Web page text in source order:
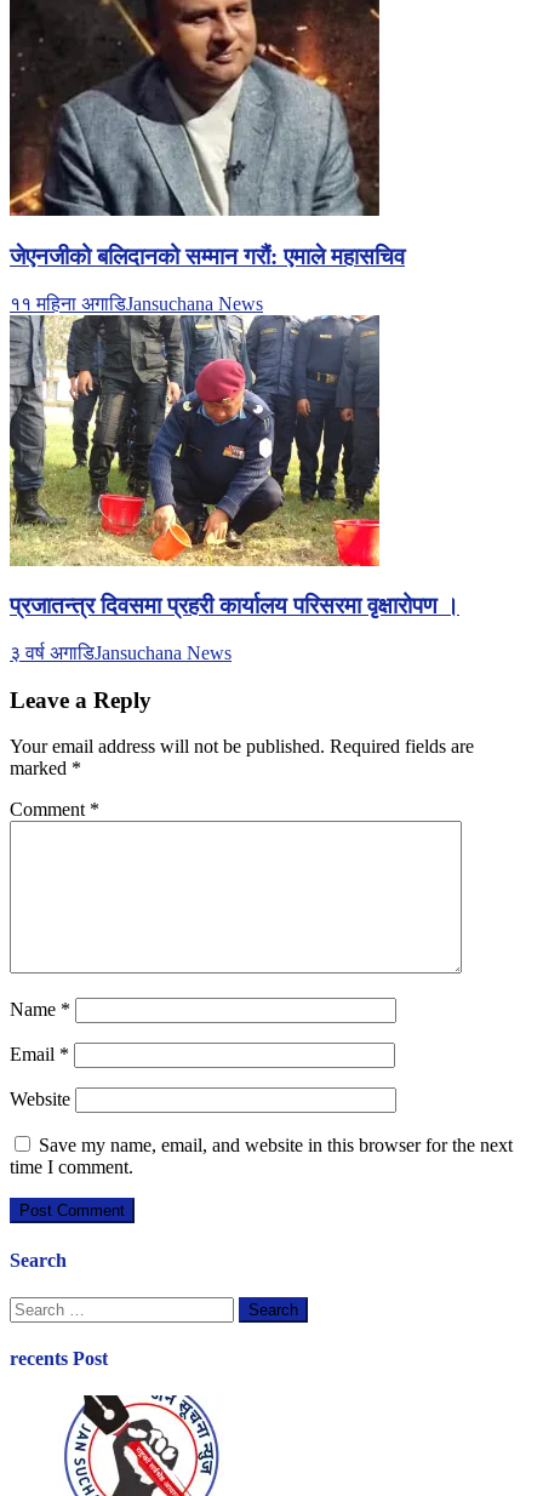
जेएनजीको बलिदानको सम्मान गरौं: एमाले महासचिव
११ महिना अगाडिJansuchana News
प्रजातन्त्र दिवसमा प्रहरी कार्यालय परिसरमा वृक्षारोपण ।
३ वर्ष अगाडिJansuchana News
Leave a Reply
Your email address will not be published. Required fields are
marked *
Comment *
Name *
Email *
Website
Save my name, email, and website in this browser for the next
time I comment.
Search
Search
for:
recents Post